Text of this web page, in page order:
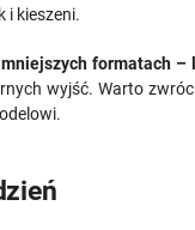
i kieszeni.
formatach
wyjść. Warto